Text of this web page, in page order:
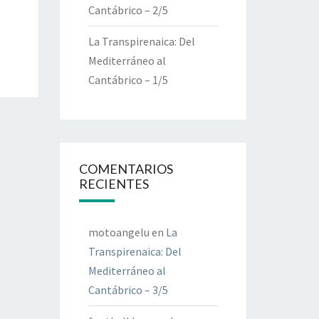
Cantábrico – 2/5
La Transpirenaica: Del
Mediterráneo al
Cantábrico – 1/5
COMENTARIOS
RECIENTES
motoangelu en La
Transpirenaica: Del
Mediterráneo al
Cantábrico – 3/5